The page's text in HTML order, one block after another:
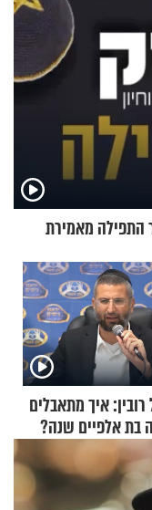
התפילה מאמירת
איך מתאבלים
בת אלפיים שנה?